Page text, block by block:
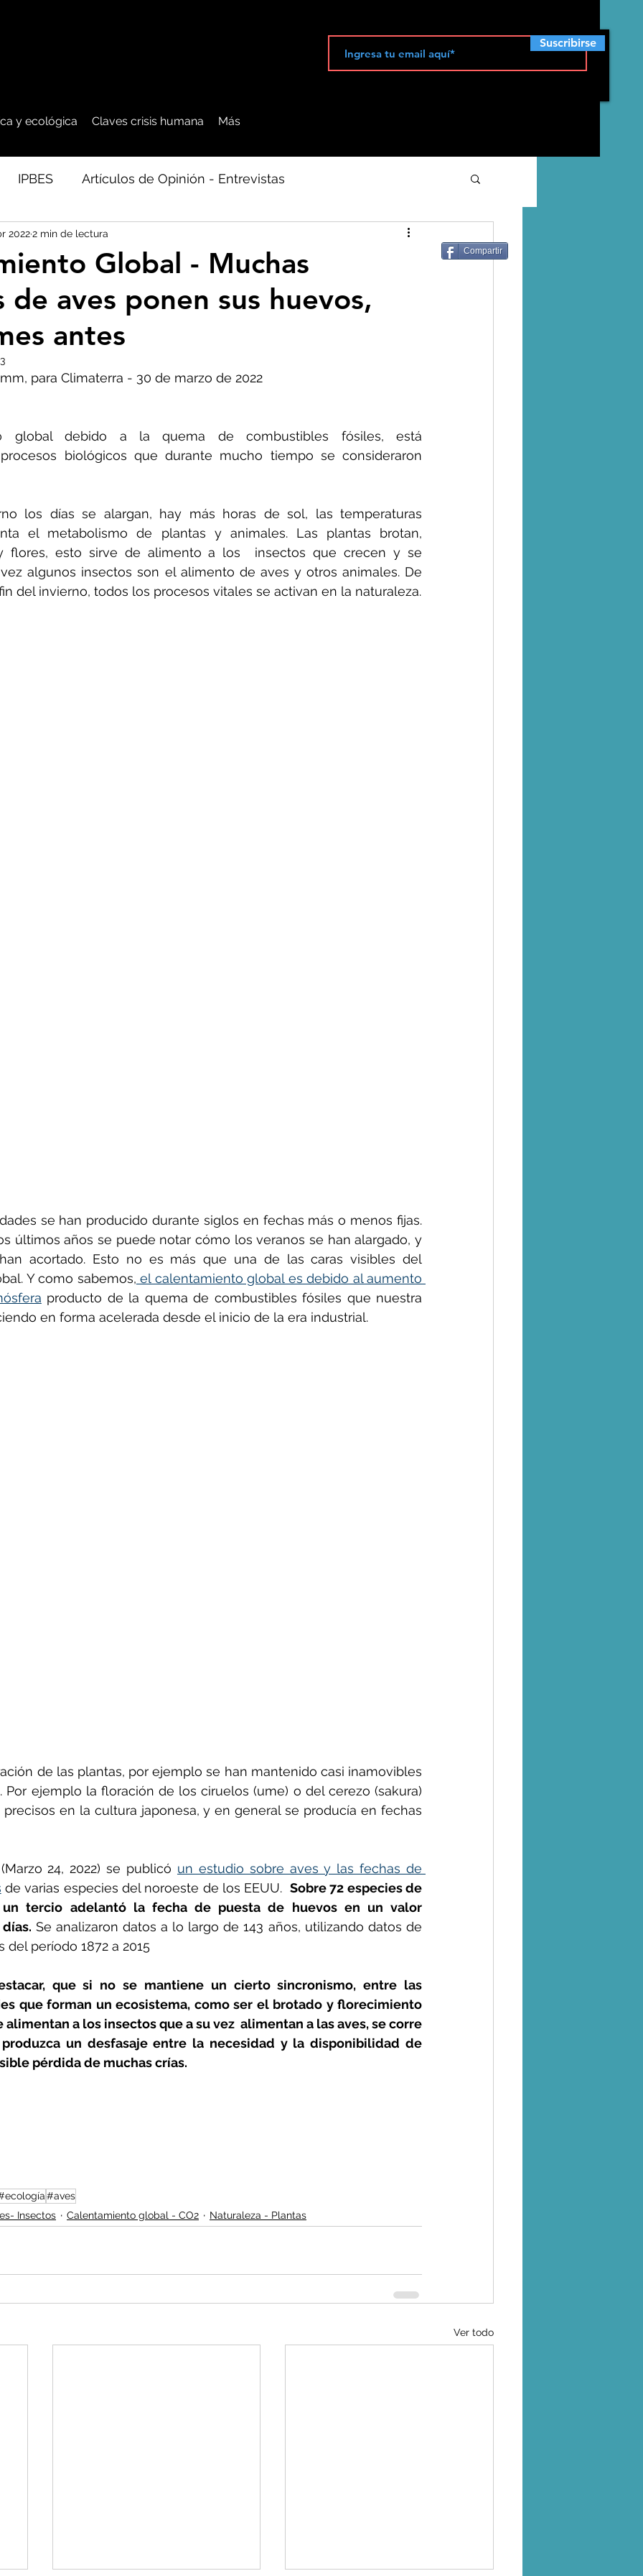
Suscribirse
y ecológica Claves crisis humana Más
IPBES Artículos de Opinión - Entrevistas
Seguridad Alimentaria-Agua-Dieta
- Bosq Artico - Antártida - Glaciares
Consumismo Contaminadores: petróleo, plástico Coronavirus
Decrecimiento/Economía Desforestación - Uso de la Tierra
Espiritualidad Energías renovables
Global - Muchas
de aves ponen sus huevos,
antes
20222 min de lectura
para Climaterra - 30 de marzo de 2022
global debido a la quema de combustibles fósiles, está
biológicos que durante mucho tiempo se consideraron
los días se alargan, hay más horas de sol, las temperaturas
el metabolismo de plantas y animales. Las plantas brotan,
flores, esto sirve de alimento a los  insectos que crecen y se
algunos insectos son el alimento de aves y otros animales. De
del invierno, todos los procesos vitales se activan en la naturaleza.
se han producido durante siglos en fechas más o menos fijas.
últimos años se puede notar cómo los veranos se han alargado, y
acortado. Esto no es más que una de las caras visibles del
Y como sabemos, el calentamiento global es debido al aumento
producto de la quema de combustibles fósiles que nuestra
en forma acelerada desde el inicio de la era industrial.
de las plantas, por ejemplo se han mantenido casi inamovibles
Por ejemplo la floración de los ciruelos (ume) o del cerezo (sakura)
en la cultura japonesa, y en general se producía en fechas
24, 2022) se publicó un estudio sobre aves y las fechas de
de varias especies del noroeste de los EEUU. Sobre 72 especies de
un tercio adelantó la fecha de puesta de huevos en un valor
Se analizaron datos a lo largo de 143 años, utilizando datos de
del período 1872 a 2015
que si no se mantiene un cierto sincronismo, entre las
que forman un ecosistema, como ser el brotado y florecimiento
alimentan a los insectos que a su vez  alimentan a las aves, se corre
un desfasaje entre la necesidad y la disponibilidad de
pérdida de muchas crías.
#aves
Insectos
Calentamiento global - CO2 Naturaleza - Plantas
Ver todo
Compartir